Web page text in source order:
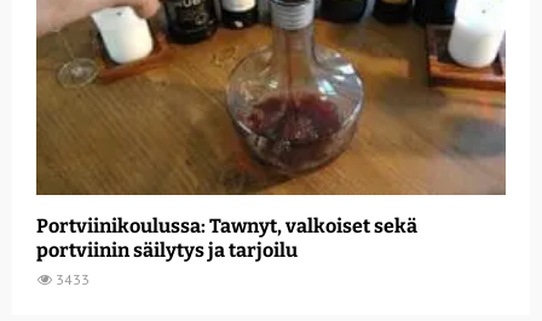
Portviinikoulussa: Tawnyt, valkoiset sekä
portviinin säilytys ja tarjoilu
3433